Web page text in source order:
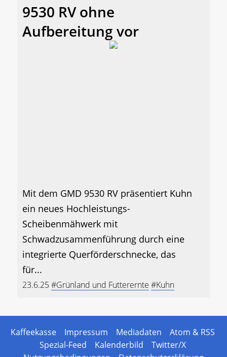
9530 RV ohne
Aufbereitung vor
Mit dem GMD 9530 RV präsentiert Kuhn
ein neues Hochleistungs-
Scheibenmähwerk mit
Schwadzusammenführung durch eine
integrierte Querförderschnecke, das
für...
23.6.25#Grünland und Futterernte #Kuhn
Kaffeekasse Impressum Mediadaten
Atom & RSS
Spezial-Feed
Kalenderbild
Twitter/X